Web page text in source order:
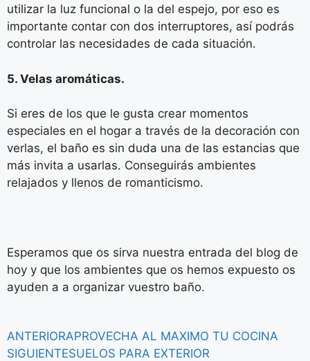
utilizar la luz funcional o la del espejo, por eso es
importante contar con dos interruptores, así podrás
controlar las necesidades de cada situación.
5. Velas aromáticas.
Si eres de los que le gusta crear momentos
especiales en el hogar a través de la decoración con
verlas, el baño es sin duda una de las estancias que
más invita a usarlas. Conseguirás ambientes
relajados y llenos de romanticismo.
Esperamos que os sirva nuestra entrada del blog de
hoy y que los ambientes que os hemos expuesto os
ayuden a a organizar vuestro baño.
ANTERIORAPROVECHA AL MAXIMO TU COCINA
SIGUIENTESUELOS PARA EXTERIOR